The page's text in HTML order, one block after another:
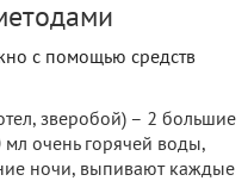
с помощью средств
зверобой) – 2 большие
очень горячей воды,
ночи, выпивают каждые